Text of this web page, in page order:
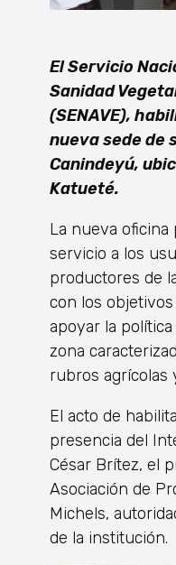
El Servicio
Sanidad
(SENAVE),
nueva sede de
Canindeyú,
Katueté.
La nueva
servicio a los
productores de
con los
apoyar la
zona
rubros agrícolas
El acto de
presencia del
César Brítez, el
Asociación de
Michels,
de la institución.